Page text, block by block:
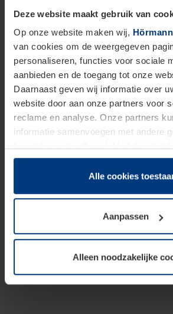
Deze website maakt gebruik van
Op onze website maken wij,
van cookies om de weergegeven
personaliseren, functies voor sociale
aanbieden en de toegang tot onze
Daarnaast geven wij informatie over
website door aan onze partners voor
reclame en analyse. Onze partners
informatie samenvoegen met andere
hun diensten hebben verzameld.
Juridisch hebben wij het recht om
van deze pagina's absoluut vereist is.
soorten cookies is uw toestemming
toestemming kunt u op elk moment
wijzigen of herroepen.
Alle cookies
Aanpassen
Alleen noodzakelijke